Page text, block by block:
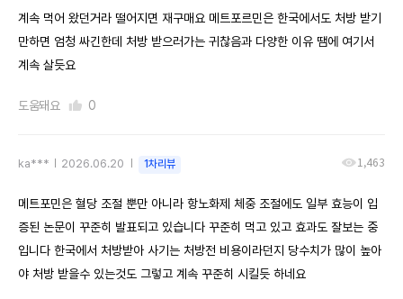
계속 먹어 왔던거라 떨어지면 재구매요 메트포르민은 한국에서도 처방 받기
만하면 엄청 싸긴한데 처방 받으러가는 귀찮음과 다양한 이유 땜에 여기서
계속 살듯요
도움돼요 0
ka*** 2026.06.20 1차리뷰 1,463
메트포민은 혈당 조절 뿐만 아니라 항노화제 체중 조절에도 일부 효능이 입
증된 논문이 꾸준히 발표되고 있습니다 꾸준히 먹고 있고 효과도 잘보는 중
입니다 한국에서 처방받아 사기는 처방전 비용이라던지 당수치가 많이 높아
야 처방 받을수 있는것도 그렇고 계속 꾸준히 시킬듯 하네요